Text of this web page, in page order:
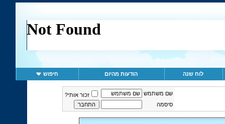
לוח שנה הודעות מהיום חיפוש
שם משתמש
זכור אותי?
סיסמה